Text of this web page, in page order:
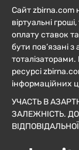
Сайт zbirna.com
віртуальні
оплату ставок
бути пов’язані
ресурсі
інформаційних
УЧАСТЬ В
ЗАЛЕЖНІСТЬ.